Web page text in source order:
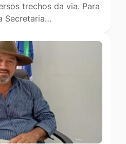
trechos da via. Para
Secretaria…